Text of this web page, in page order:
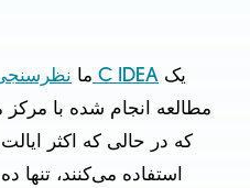
ما نظرسنجی اخیر از مدیران ایالتی بخش C IDEA
مطالعه انجام شده با
که در حالی که اکثر